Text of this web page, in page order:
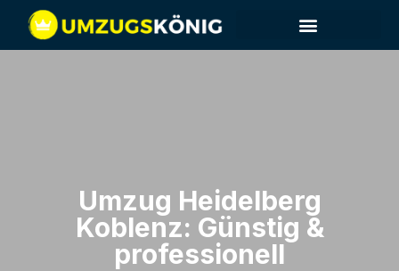
Umzug Heidelberg​
Koblenz: Günstig &
professionell​